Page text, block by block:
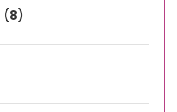
8